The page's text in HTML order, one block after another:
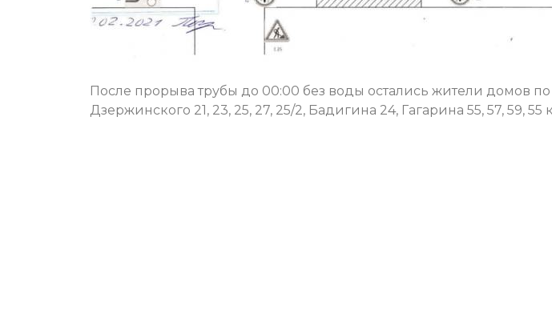
После прорыва трубы до 00:00 без воды остались жители домов
Дзержинского 21, 23, 25, 27, 25/2, Бадигина 24, Гагарина 55, 57, 59, 55